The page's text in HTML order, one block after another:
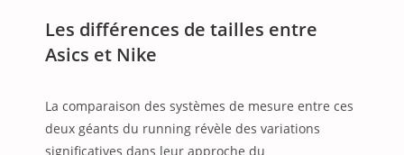
Les différences de tailles entre
Asics et Nike
La comparaison des systèmes de mesure entre ces
deux géants du running révèle des variations
significatives dans leur approche du